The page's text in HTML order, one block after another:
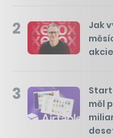
2
Jak
3
měl